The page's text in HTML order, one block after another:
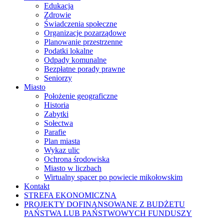
Edukacja
Zdrowie
Świadczenia społeczne
Organizacje pozarządowe
Planowanie przestrzenne
Podatki lokalne
Odpady komunalne
Bezpłatne porady prawne
Seniorzy
Miasto
Położenie geograficzne
Historia
Zabytki
Sołectwa
Parafie
Plan miasta
Wykaz ulic
Ochrona środowiska
Miasto w liczbach
Wirtualny spacer po powiecie mikołowskim
Kontakt
STREFA EKONOMICZNA
PROJEKTY DOFINANSOWANE Z BUDŻETU
PAŃSTWA LUB PAŃSTWOWYCH FUNDUSZY